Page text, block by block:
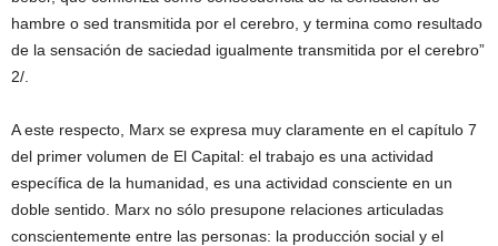
hambre o sed transmitida por el cerebro, y termina como resultado
de la sensación de saciedad igualmente transmitida por el cerebro”
2/.
A este respecto, Marx se expresa muy claramente en el capítulo 7
del primer volumen de El Capital: el trabajo es una actividad
específica de la humanidad, es una actividad consciente en un
doble sentido. Marx no sólo presupone relaciones articuladas
conscientemente entre las personas: la producción social y el